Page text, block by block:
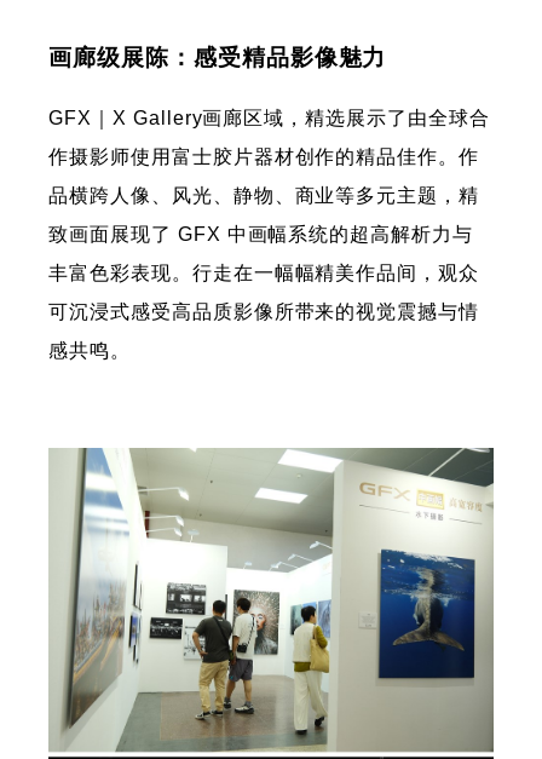
画廊级展陈：感受精品影像魅力
GFX｜X Gallery画廊区域，精选展示了由全球合
作摄影师使用富士胶片器材创作的精品佳作。作
品横跨人像、风光、静物、商业等多元主题，精
致画面展现了 GFX 中画幅系统的超高解析力与
丰富色彩表现。行走在一幅幅精美作品间，观众
可沉浸式感受高品质影像所带来的视觉震撼与情
感共鸣。